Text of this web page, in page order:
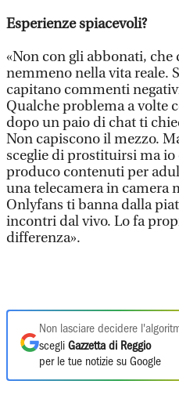
Esperienze spiacevoli?
«Non con gli abbonati,
nemmeno nella vita reale.
capitano commenti
Qualche problema a volte
dopo un paio di chat ti
Non capiscono il mezzo.
sceglie di prostituirsi ma
produco contenuti per
una telecamera in camera
Onlyfans ti banna dalla
incontri dal vivo. Lo fa
differenza».
Non lasciare decidere
scegli Gazzetta di Reggio
per le tue notizie su Google